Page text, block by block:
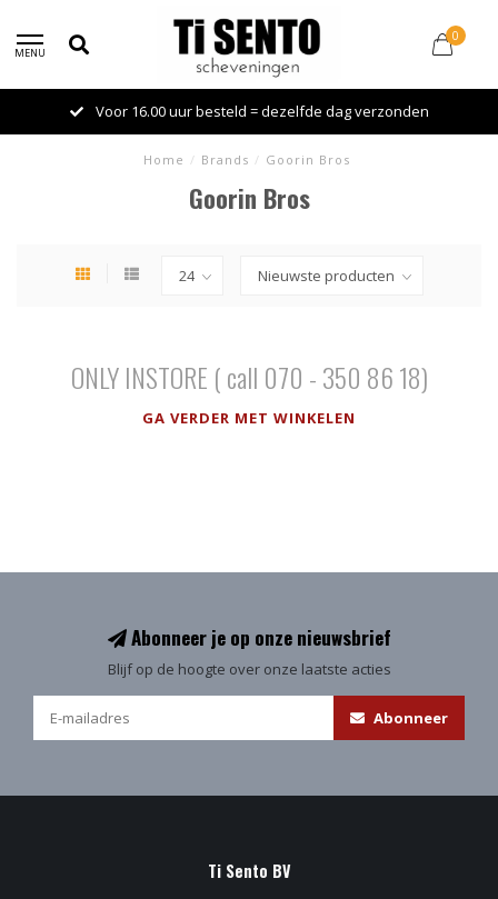
MENU
0
Voor 16.00 uur besteld = dezelfde dag verzonden
Home / Brands / Goorin Bros
Goorin Bros
ONLY INSTORE ( call 070 - 350 86 18)
GA VERDER MET WINKELEN
Abonneer je op onze nieuwsbrief
Blijf op de hoogte over onze laatste acties
Abonneer
Ti Sento BV